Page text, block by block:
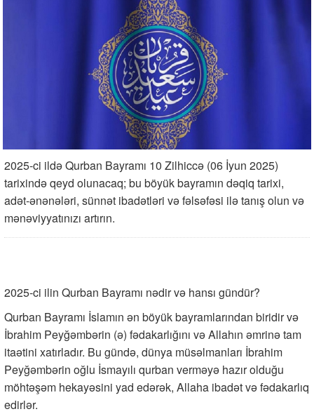
2025-ci ildə Qurban Bayramı 10 Zilhiccə (06 İyun 2025)
tarixində qeyd olunacaq; bu böyük bayramın dəqiq tarixi,
adət-ənənələri, sünnət ibadətləri və fəlsəfəsi ilə tanış olun və
mənəviyyatınızı artırın.
2025-ci ilin Qurban Bayramı nədir və hansı gündür?
Qurban Bayramı İslamın ən böyük bayramlarından biridir və
İbrahim Peyğəmbərin (ə) fədakarlığını və Allahın əmrinə tam
itaətini xatırladır. Bu gündə, dünya müsəlmanları İbrahim
Peyğəmbərin oğlu İsmayılı qurban verməyə hazır olduğu
möhtəşəm hekayəsini yad edərək, Allaha ibadət və fədakarlıq
edirlər.